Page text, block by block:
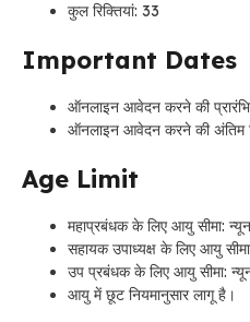
कुल रिक्तियां: 33
Important Dates
ऑनलाइन आवेदन करने की
ऑनलाइन आवेदन करने की अंतिम
Age Limit
महाप्रबंधक के लिए आयु सीमा:
सहायक उपाध्यक्ष के लिए आयु
उप प्रबंधक के लिए आयु सीमा:
आयु में छूट नियमानुसार लागू है।